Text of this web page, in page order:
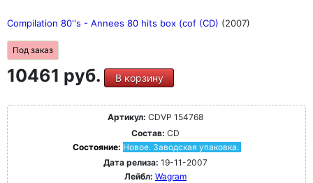
Compilation 80''s - Annees 80 hits box (cof (CD) (2007)
Под заказ
10461 руб. В корзину
Артикул: CDVP 154768
Состав: CD
Состояние: Новое. Заводская упаковка.
Дата релиза: 19-11-2007
Лейбл: Wagram